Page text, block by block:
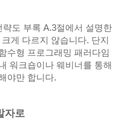
도 부록 A.3절에서 설명한
게 다르지 않습니다. 단지
수형 프로그래밍 패러다임
워크숍이나 웨비너를 통해
야만 합니다.
자로